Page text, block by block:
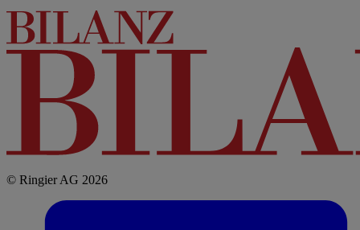
© Ringier AG 2026